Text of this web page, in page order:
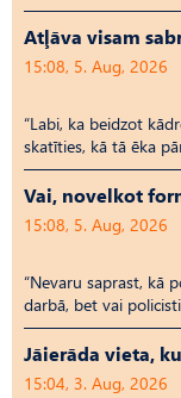
Atļāva visam
15:08, 5. Aug, 2026
“Labi, ka beidzot
skatīties, kā tā ēka
Vai, novelkot
15:08, 5. Aug, 2026
“Nevaru saprast, kā
darbā, bet vai
Jāierāda vieta,
15:04, 3. Aug, 2026